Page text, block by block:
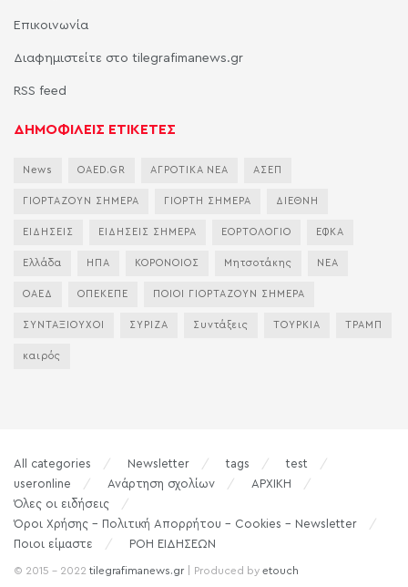
Επικοινωνία
Διαφημιστείτε στο tilegrafimanews.gr
RSS feed
ΔΗΜΟΦΙΛΕΙΣ ΕΤΙΚΕΤΕΣ
News OAED.GR ΑΓΡΟΤΙΚΑ ΝΕΑ ΑΣΕΠ
ΓΙΟΡΤΑΖΟΥΝ ΣΗΜΕΡΑ ΓΙΟΡΤΗ ΣΗΜΕΡΑ ΔΙΕΘΝΗ
ΕΙΔΗΣΕΙΣ ΕΙΔΗΣΕΙΣ ΣΗΜΕΡΑ ΕΟΡΤΟΛΟΓΙΟ ΕΦΚΑ
Ελλάδα ΗΠΑ ΚΟΡΟΝΟΙΟΣ Μητσοτάκης ΝΕΑ
ΟΑΕΔ ΟΠΕΚΕΠΕ ΠΟΙΟΙ ΓΙΟΡΤΑΖΟΥΝ ΣΗΜΕΡΑ
ΣΥΝΤΑΞΙΟΥΧΟΙ ΣΥΡΙΖΑ Συντάξεις ΤΟΥΡΚΙΑ ΤΡΑΜΠ
καιρός
All categories Newsletter tags
test
useronline
Ανάρτηση σχολίων
ΑΡΧΙΚΗ
Όλες οι ειδήσεις
Όροι Χρήσης – Πολιτική Απορρήτου – Cookies – Newsletter
Ποιοι είμαστε
ΡΟΗ ΕΙΔΗΣΕΩΝ
© 2015 - 2022 tilegrafimanews.gr| Produced by etouch